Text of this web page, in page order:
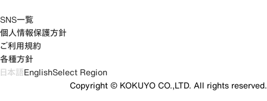
SNS一覧
個人情報保護方針
ご利用規約
各種方針
日本語EnglishSelect Region
Copyright © KOKUYO CO.,LTD. All rights reserved.